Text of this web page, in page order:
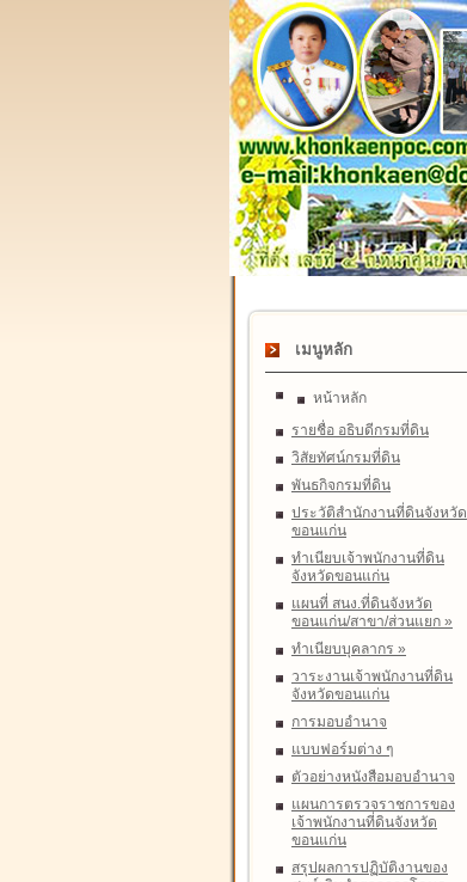
เมนูหลัก
หน้าหลัก
รายชื่อ อธิบดีกรมที่ดิน
วิสัยทัศน์กรมที่ดิน
พันธกิจกรมที่ดิน
ประวัติสำนักงานที่ดินจังหวัด
ขอนแก่น
ทำเนียบเจ้าพนักงานที่ดิน
จังหวัดขอนแก่น
แผนที่ สนง.ที่ดินจังหวัด
ขอนแก่น/สาขา/ส่วนแยก »
ทำเนียบบุคลากร »
วาระงานเจ้าพนักงานที่ดิน
จังหวัดขอนแก่น
การมอบอำนาจ
แบบฟอร์มต่าง ๆ
ตัวอย่างหนังสือมอบอำนาจ
แผนการตรวจราชการของ
เจ้าพนักงานที่ดินจังหวัด
ขอนแก่น
สรุปผลการปฏิบัติงานของ